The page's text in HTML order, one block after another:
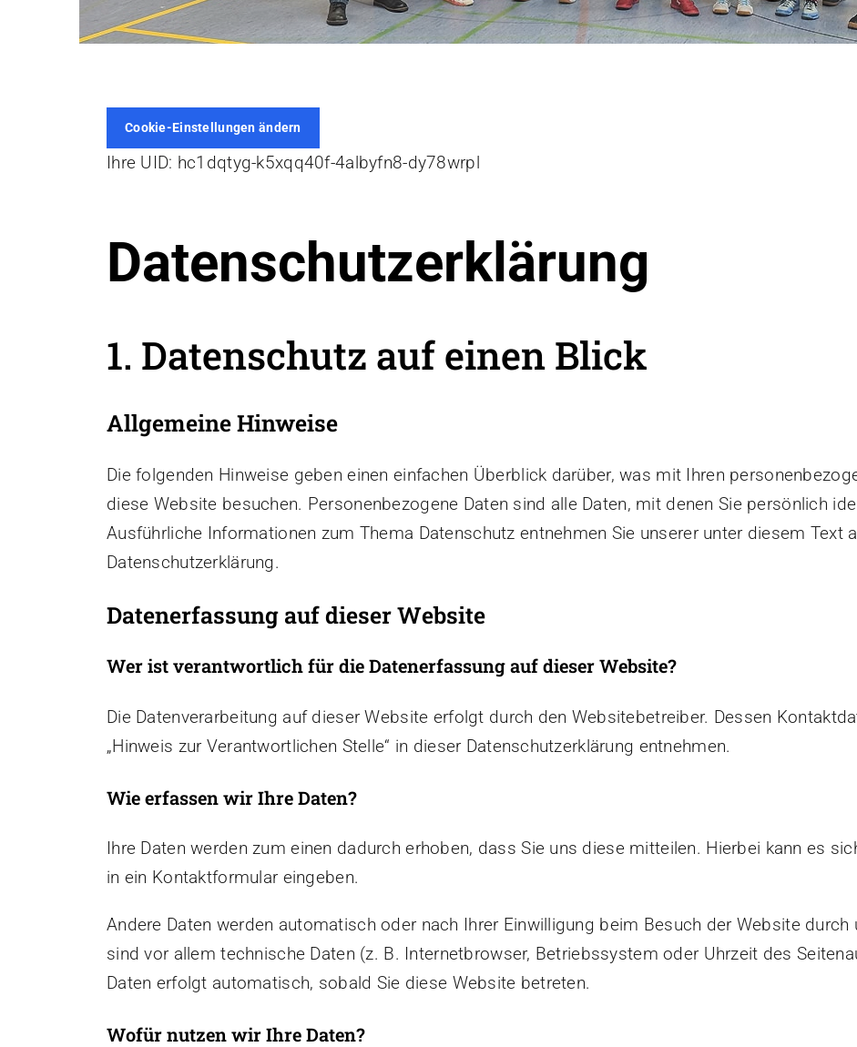
Cookie-Einstellungen ändern
Ihre UID: hc1dqtyg-k5xqq40f-4albyfn8-dy78wrpl
Datenschutz­erklärung
1. Datenschutz auf einen Blick
Allgemeine Hinweise
Die folgenden Hinweise geben einen einfachen Überblick darüber, was mit Ihren
diese Website besuchen. Personenbezogene Daten sind alle Daten, mit denen Sie persönlich
Ausführliche Informationen zum Thema Datenschutz entnehmen Sie unserer unter diesem Text
Datenschutzerklärung.
Datenerfassung auf dieser Website
Wer ist verantwortlich für die Datenerfassung auf dieser Website?
Die Datenverarbeitung auf dieser Website erfolgt durch den Websitebetreiber. Dessen
„Hinweis zur Verantwortlichen Stelle“ in dieser Datenschutzerklärung entnehmen.
Wie erfassen wir Ihre Daten?
Ihre Daten werden zum einen dadurch erhoben, dass Sie uns diese mitteilen. Hierbei kann es
in ein Kontaktformular eingeben.
Andere Daten werden automatisch oder nach Ihrer Einwilligung beim Besuch der Website durch
sind vor allem technische Daten (z. B. Internetbrowser, Betriebssystem oder Uhrzeit des
Daten erfolgt automatisch, sobald Sie diese Website betreten.
Wofür nutzen wir Ihre Daten?